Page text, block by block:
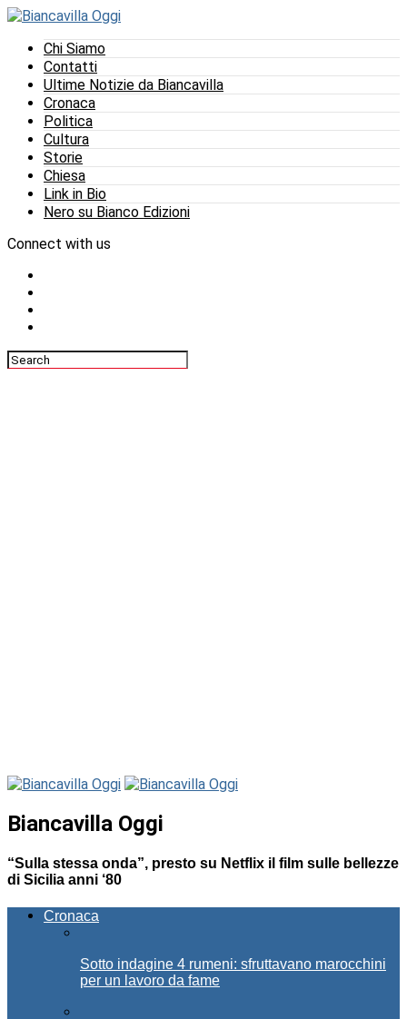
Chi Siamo
Contatti
Ultime Notizie da Biancavilla
Cronaca
Politica
Cultura
Storie
Chiesa
Link in Bio
Nero su Bianco Edizioni
Connect with us
Biancavilla Oggi
“Sulla stessa onda”, presto su Netflix il film sulle bellezze
di Sicilia anni ‘80
Cronaca
Sotto indagine 4 rumeni: sfruttavano marocchini
per un lavoro da fame